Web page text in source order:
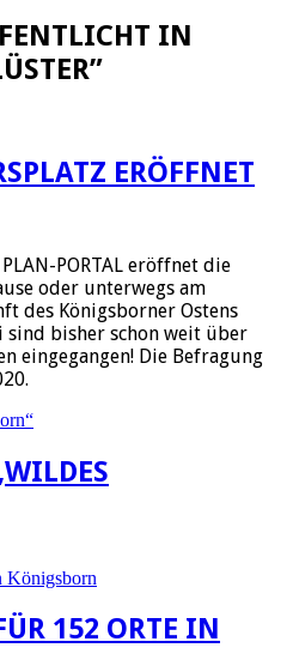
IN
ERÖFFNET
PORTAL eröffnet die
oder unterwegs am
des Königsborner Ostens
sind bisher schon weit über
eingegangen! Die Befragung
Königsborn
152 ORTE IN